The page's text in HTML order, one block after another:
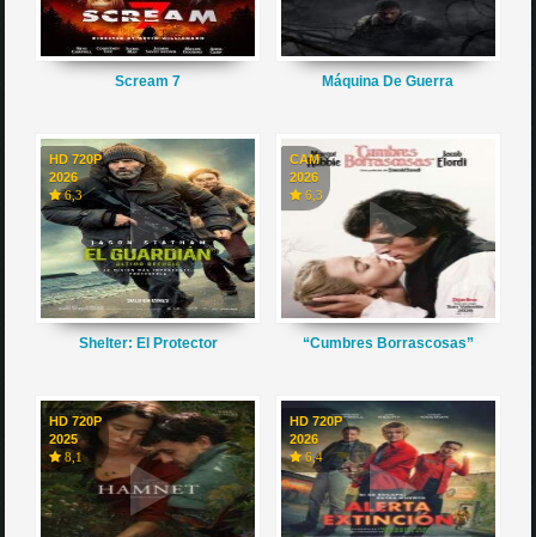
Scream 7 Máquina De Guerra
HD 720P
2026
6,3
Shelter: El Protector
CAM
2026
6,3
“Cumbres Borrascosas”
HD 720P
2025
8,1
HD 720P
2026
6,4